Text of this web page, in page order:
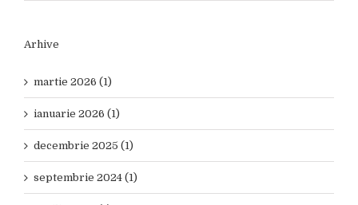
Arhive
martie 2026 (1)
ianuarie 2026 (1)
decembrie 2025 (1)
septembrie 2024 (1)